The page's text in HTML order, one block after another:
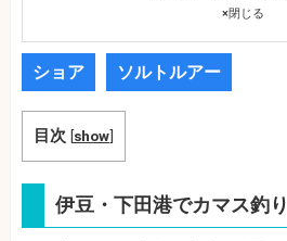
×閉じる
ショア ソルトルアー
目次 [show]
伊豆・下田港でカマス釣り